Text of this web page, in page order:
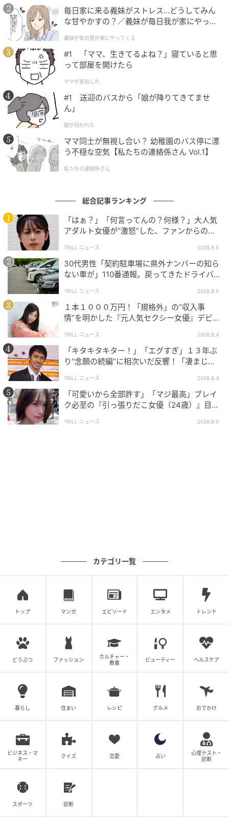
次の話を読む
第15話
にちゃん
クリエイター情報
にちゃん
小さな頃から絵が好きで、コロナ禍をきっかけに漫
画を描きはじめる。職場をはじめ、過去に出会った
びっくりな人達をメインに描き、SNSで発信中。
作品をもっとみる
毎日家に来る義妹がストレス…どうしてみん
な甘やかすの？／義妹が毎日我が家にやって
が】
義妹が毎日我が家にやってくる
#1 「ママ、生きてるよね？」寝ていると思
って部屋を開けたら
ママが家出した
#1 送迎のバスから「娘が降りてきてませ
ん」
娘が拐われた
ママ同士が無視し合い？ 幼稚園のバス停に漂
う不穏な空気【私たちの連絡係さん Vol.1】
私たちの連絡係さん
総合記事ランキング
「はぁ？」「何言ってんの？何様？」大人気
アダルト女優が“激怒”した、ファンからの
TRILL ニュース 2026.8.5
30代男性「契約駐車場に県外ナンバーの知ら
ない車が」110番通報。戻ってきたドライバー
TRILL ニュース 2026.8.5
１本１０００万円！「規格外」の“収入事
情”を明かした『元人気セクシー女優』デビュ
TRILL ニュース 2026.8.4
「キタキタキター！」「エグすぎ」１３年ぶ
り“念願の続編”に相次いだ反響！「凄まじく
TRILL ニュース 2026.8.4
「可愛いから全部許す」「マジ最高」ブレイ
ク必至の『引っ張りだこ女優（24歳）』目が
TRILL ニュース 2026.8.5
カテゴリ一覧
トップ マンガ エピソード エンタメ トレンド
どうぶつ ファッション
カルチャー・
教養
ビューティー ヘルスケア
暮らし 住まい レシピ グルメ おでかけ
ビジネス・マ
ネー
クイズ 恋愛 占い
心理テスト・
診断
スポーツ 診断